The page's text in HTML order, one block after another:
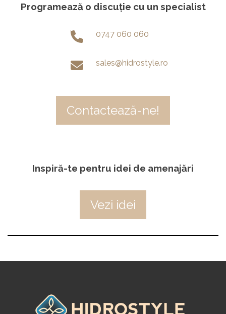
Programează o discuție cu un specialist
0747 060 060
sales@hidrostyle.ro
Contactează-ne!
Inspiră-te pentru idei de amenajări
Vezi idei